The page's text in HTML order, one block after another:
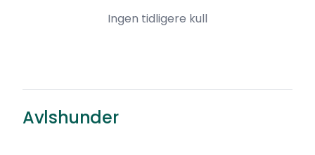
Ingen tidligere kull
Avlshunder